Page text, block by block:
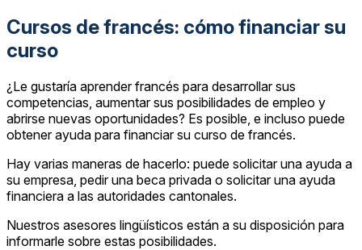
Cursos de francés: cómo financiar su
curso
¿Le gustaría aprender francés para desarrollar sus
competencias, aumentar sus posibilidades de empleo y
abrirse nuevas oportunidades? Es posible, e incluso puede
obtener ayuda para financiar su curso de francés.
Hay varias maneras de hacerlo: puede solicitar una ayuda a
su empresa, pedir una beca privada o solicitar una ayuda
financiera a las autoridades cantonales.
Nuestros asesores lingüísticos están a su disposición para
informarle sobre estas posibilidades.